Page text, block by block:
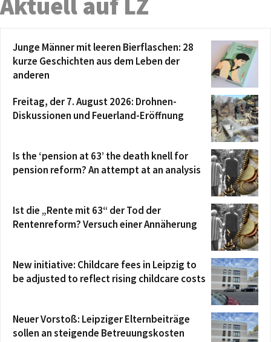
Junge Männer mit leeren Bierflaschen: 28
kurze Geschichten aus dem Leben der
anderen
Freitag, der 7. August 2026: Drohnen-
Diskussionen und Feuerland-Eröffnung
Is the ‘pension at 63’ the death knell for
pension reform? An attempt at an analysis
Ist die „Rente mit 63“ der Tod der
Rentenreform? Versuch einer Annäherung
New initiative: Childcare fees in Leipzig to
be adjusted to reflect rising childcare costs
Neuer Vorstoß: Leipziger Elternbeiträge
sollen an steigende Betreuungskosten